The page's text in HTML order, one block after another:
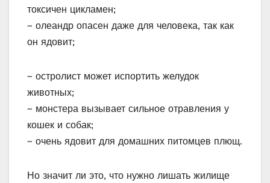
токсичен цикламен;
~ олеандр опасен даже для человека, так как
он ядовит;
~ остролист может испортить желудок
животных;
~ монстера вызывает сильное отравления у
кошек и собак;
~ очень ядовит для домашних питомцев плющ.
Но значит ли это, что нужно лишать жилище